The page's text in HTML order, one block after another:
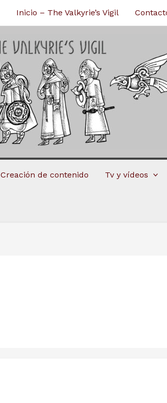
Inicio – The Valkyrie’s Vigil
Creación de contenido Tv y vídeos